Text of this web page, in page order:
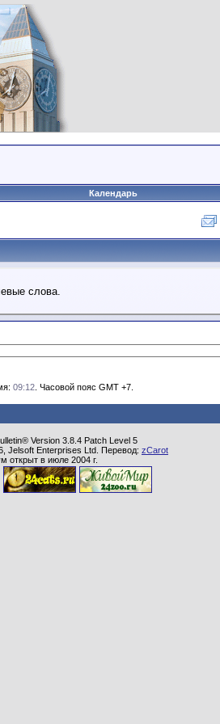
Календарь
слова.
09:12 . Часовой пояс GMT +7.
Version 3.8.4 Patch Level 5
Jelsoft Enterprises Ltd. Перевод: zCarot
открыт в июле 2004 г.